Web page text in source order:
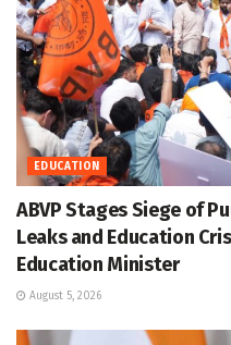
EDUCATION
ABVP Stages Siege of
Leaks and Education
Education Minister
August 5, 2026